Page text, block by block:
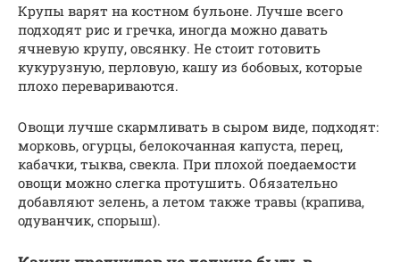
Крупы варят на костном бульоне. Лучше всего
подходят рис и гречка, иногда можно давать
ячневую крупу, овсянку. Не стоит готовить
кукурузную, перловую, кашу из бобовых, которые
плохо перевариваются.
Овощи лучше скармливать в сыром виде, подходят:
морковь, огурцы, белокочанная капуста, перец,
кабачки, тыква, свекла. При плохой поедаемости
овощи можно слегка протушить. Обязательно
добавляют зелень, а летом также травы (крапива,
одуванчик, спорыш).